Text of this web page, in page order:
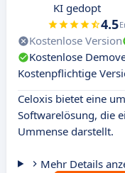
KI gedopt
4.5
Kostenlose Version
Kostenlose
Kostenpflichtige
Celoxis bietet eine
Softwarelösung, die
Ummense darstellt.
Mehr Details